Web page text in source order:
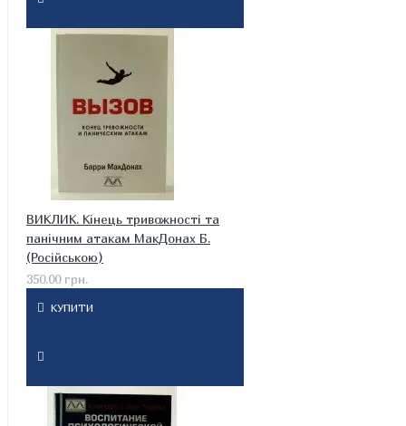
ВИКЛИК. Кінець тривожності та
панічним атакам МакДонах Б.
(Російською)
350.00 грн.
КУПИТИ